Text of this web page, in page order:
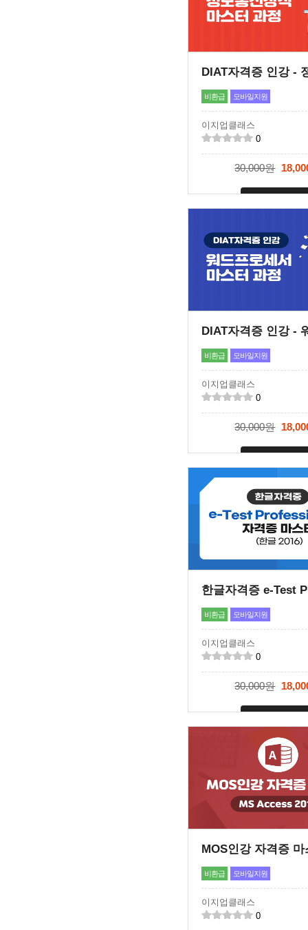
비환급 모바일지원
이지업클래스
0
30,000원
신청마감
비환급 모바일지원
이지업클래스
0
30,000원
신청마감
비환급 모바일지원
이지업클래스
0
30,000원
신청마감
비환급 모바일지원
이지업클래스
0